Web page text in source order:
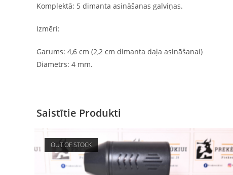
Komplektā: 5 dimanta asināšanas galviņas.
Izmēri:
Garums: 4,6 cm (2,2 cm dimanta daļa asināšanai)
Diametrs: 4 mm.
Saistītie Produkti
OUT OF STOCK